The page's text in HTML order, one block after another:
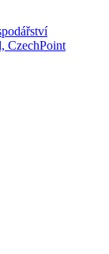
CzechPoint